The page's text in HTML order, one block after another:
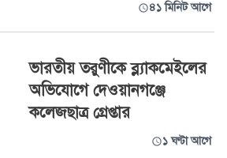
৪১ মিনিট আগে
ভারতীয় তরুণীকে ব্ল্যাকমেইলের
অভিযোগে দেওয়ানগঞ্জে
কলেজছাত্র গ্রেপ্তার
১ ঘণ্টা আগে